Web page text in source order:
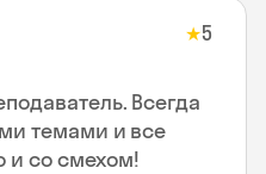
★5
Всегда
темами и все
и со смехом!